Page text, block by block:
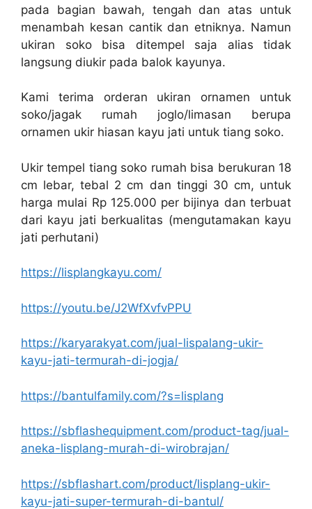
pada bagian bawah, tengah dan atas untuk
menambah kesan cantik dan etniknya. Namun
ukiran soko bisa ditempel saja alias tidak
langsung diukir pada balok kayunya.
Kami terima orderan ukiran ornamen untuk
soko/jagak rumah joglo/limasan berupa
ornamen ukir hiasan kayu jati untuk tiang soko.
Ukir tempel tiang soko rumah bisa berukuran 18
cm lebar, tebal 2 cm dan tinggi 30 cm, untuk
harga mulai Rp 125.000 per bijinya dan terbuat
dari kayu jati berkualitas (mengutamakan kayu
jati perhutani)
https://lisplangkayu.com/
https://youtu.be/J2WfXvfvPPU
https://karyarakyat.com/jual-lispalang-ukir-
kayu-jati-termurah-di-jogja/
https://bantulfamily.com/?s=lisplang
https://sbflashequipment.com/product-tag/jual-
aneka-lisplang-murah-di-wirobrajan/
https://sbflashart.com/product/lisplang-ukir-
kayu-jati-super-termurah-di-bantul/